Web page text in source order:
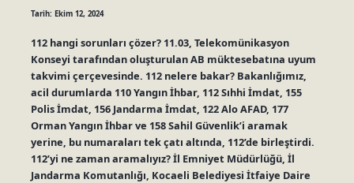
Tarih: Ekim 12, 2024
112 hangi sorunları çözer? 11.03, Telekomünikasyon
Konseyi tarafından oluşturulan AB müktesebatına uyum
takvimi çerçevesinde. 112 nelere bakar? Bakanlığımız,
acil durumlarda 110 Yangın İhbar, 112 Sıhhi İmdat, 155
Polis İmdat, 156 Jandarma İmdat, 122 Alo AFAD, 177
Orman Yangın İhbar ve 158 Sahil Güvenlik’i aramak
yerine, bu numaraları tek çatı altında, 112’de birleştirdi.
112’yi ne zaman aramalıyız? İl Emniyet Müdürlüğü, İl
Jandarma Komutanlığı, Kocaeli Belediyesi İtfaiye Daire